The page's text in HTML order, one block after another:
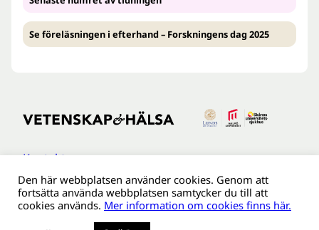
Se föreläsningen i efterhand – Forskningens dag 2025
Kontakt
Tillgänglighetsredogöreldse
Om webbplatsen
Behandling av personuppgifter
Den här webbplatsen använder cookies. Genom att
fortsätta använda webbplatsen samtycker du till att
cookies används. Mer information om cookies finns här.